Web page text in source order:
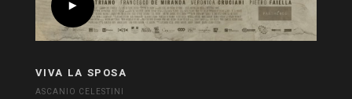
VIVA LA SPOSA
ASCANIO CELESTINI